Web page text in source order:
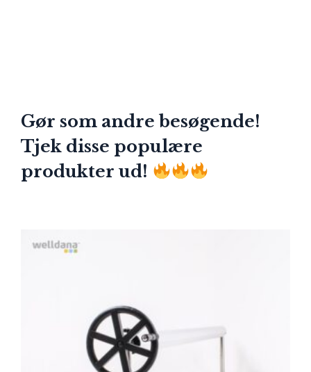
Gør som andre besøgende!
Tjek disse populære
produkter ud!